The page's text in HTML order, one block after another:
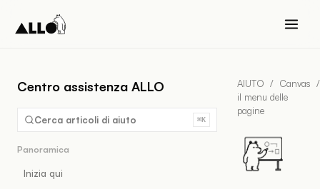
Centro assistenza ALLO
Cerca articoli di aiuto ⌘K
Panoramica
Inizia qui
AIUTO / Canvas /
il menu delle
pagine